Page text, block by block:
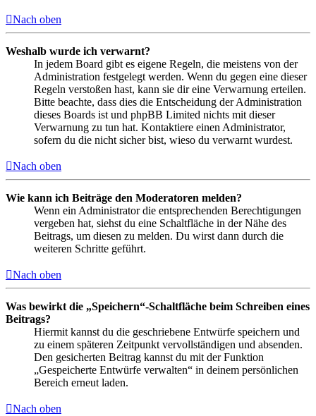
Nach oben
Weshalb wurde ich verwarnt?
In jedem Board gibt es eigene Regeln, die meistens von der
Administration festgelegt werden. Wenn du gegen eine dieser
Regeln verstoßen hast, kann sie dir eine Verwarnung erteilen.
Bitte beachte, dass dies die Entscheidung der Administration
dieses Boards ist und phpBB Limited nichts mit dieser
Verwarnung zu tun hat. Kontaktiere einen Administrator,
sofern du die nicht sicher bist, wieso du verwarnt wurdest.
Nach oben
Wie kann ich Beiträge den Moderatoren melden?
Wenn ein Administrator die entsprechenden Berechtigungen
vergeben hat, siehst du eine Schaltfläche in der Nähe des
Beitrags, um diesen zu melden. Du wirst dann durch die
weiteren Schritte geführt.
Nach oben
Was bewirkt die „Speichern“-Schaltfläche beim Schreiben eines
Beitrags?
Hiermit kannst du die geschriebene Entwürfe speichern und
zu einem späteren Zeitpunkt vervollständigen und absenden.
Den gesicherten Beitrag kannst du mit der Funktion
„Gespeicherte Entwürfe verwalten“ in deinem persönlichen
Bereich erneut laden.
Nach oben